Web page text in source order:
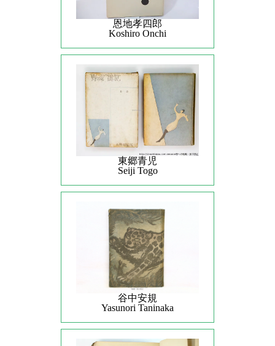
恩地孝四郎
Koshiro Onchi
東郷青児
Seiji Togo
谷中安規
Yasunori Taninaka